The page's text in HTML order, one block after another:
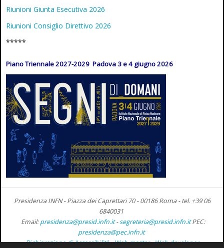
Riunioni Giunta Esecutiva 2026
Riunioni Consiglio Direttivo 2026
*****
Piano Triennale 2027-2029 Padova 3 e 4 giugno 2026
Presidenza INFN - Piazza dei Caprettari 70 - 00186 Roma -tel. +39 06
6840031
Email:presidenza@presid.infn.it-segreteria@presid.infn.it PEC:
presidenza@pec.infn.it
Dichiarazione di Accessibilità-Web master-Web developer